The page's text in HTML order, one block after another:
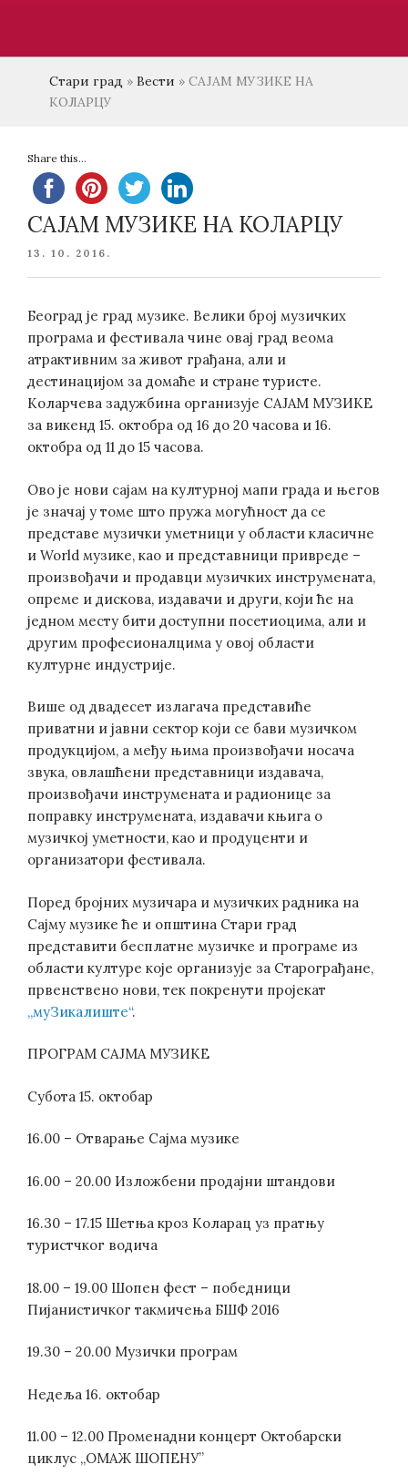
Стари град » Вести » САЈАМ МУЗИКЕ НА
КОЛАРЦУ
Share this...
САЈАМ МУЗИКЕ НА КОЛАРЦУ
POSTED
13. 10. 2016.
Београд је град музике. Велики број музичких
програма и фестивала чине овај град веома
атрактивним за живот грађана, али и
дестинацијом за домаће и стране туристе.
Коларчева задужбина организује САЈАМ МУЗИКЕ
за викенд 15. октобра од 16 до 20 часова и 16.
октобра од 11 до 15 часова.
Ово је нови сајам на културној мапи града и његов
је значај у томе што пружа могућност да се
представе музички уметници у области класичне
и World музике, као и представници привреде –
произвођачи и продавци музичких инструмената,
опреме и дискова, издавачи и други, који ће на
једном месту бити доступни посетиоцима, али и
другим професионалцима у овој области
културне индустрије.
Више од двадесет излагача представиће
приватни и јавни сектор који се бави музичком
продукцијом, а међу њима произвођачи носача
звука, овлашћени представници издавача,
произвођачи инструмената и радионице за
поправку инструмената, издавачи књига о
музичкој уметности, као и продуценти и
организатори фестивала.
Поред бројних музичара и музичких радника на
Сајму музике ће и општина Стари град
представити бесплатне музичке и програме из
области културе које организује за Старограђане,
првенствено нови, тек покренути пројекат
„муЗикалиште“.
ПРОГРАМ САЈМА МУЗИКЕ
Субота 15. октобар
16.00 – Отварање Сајма музике
16.00 – 20.00 Изложбени продајни штандови
16.30 – 17.15 Шетња кроз Коларац уз пратњу
туристчког водича
18.00 – 19.00 Шопен фест – победници
Пијанистичког такмичења БШФ 2016
19.30 – 20.00 Музички програм
Недеља 16. октобар
11.00 – 12.00 Променадни концерт Октобарски
циклус „ОМАЖ ШОПЕНУ”